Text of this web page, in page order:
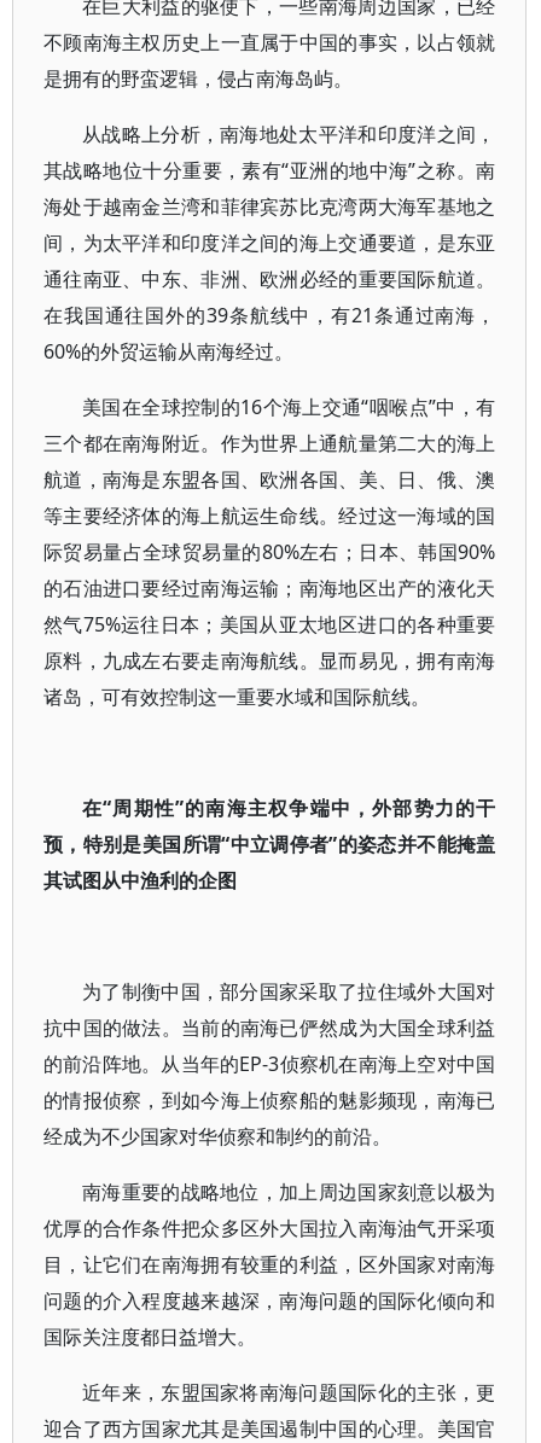
在巨大利益的驱使下，一些南海周边国家，已经
不顾南海主权历史上一直属于中国的事实，以占领就
是拥有的野蛮逻辑，侵占南海岛屿。
从战略上分析，南海地处太平洋和印度洋之间，
其战略地位十分重要，素有“亚洲的地中海”之称。南
海处于越南金兰湾和菲律宾苏比克湾两大海军基地之
间，为太平洋和印度洋之间的海上交通要道，是东亚
通往南亚、中东、非洲、欧洲必经的重要国际航道。
在我国通往国外的39条航线中，有21条通过南海，
60%的外贸运输从南海经过。
美国在全球控制的16个海上交通“咽喉点”中，有
三个都在南海附近。作为世界上通航量第二大的海上
航道，南海是东盟各国、欧洲各国、美、日、俄、澳
等主要经济体的海上航运生命线。经过这一海域的国
际贸易量占全球贸易量的80%左右；日本、韩国90%
的石油进口要经过南海运输；南海地区出产的液化天
然气75%运往日本；美国从亚太地区进口的各种重要
原料，九成左右要走南海航线。显而易见，拥有南海
诸岛，可有效控制这一重要水域和国际航线。
在“周期性”的南海主权争端中，外部势力的干
预，特别是美国所谓“中立调停者”的姿态并不能掩盖
其试图从中渔利的企图
为了制衡中国，部分国家采取了拉住域外大国对
抗中国的做法。当前的南海已俨然成为大国全球利益
的前沿阵地。从当年的EP-3侦察机在南海上空对中国
的情报侦察，到如今海上侦察船的魅影频现，南海已
经成为不少国家对华侦察和制约的前沿。
南海重要的战略地位，加上周边国家刻意以极为
优厚的合作条件把众多区外大国拉入南海油气开采项
目，让它们在南海拥有较重的利益，区外国家对南海
问题的介入程度越来越深，南海问题的国际化倾向和
国际关注度都日益增大。
近年来，东盟国家将南海问题国际化的主张，更
迎合了西方国家尤其是美国遏制中国的心理。美国官